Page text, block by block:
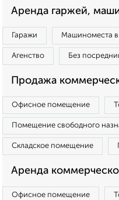
Аренда гаржей,
Гаражи Машиноместа в
Агенство Без
Продажа
Офисное помещение
Помещение свободного
Складское помещение
Аренда
Офисное помещение